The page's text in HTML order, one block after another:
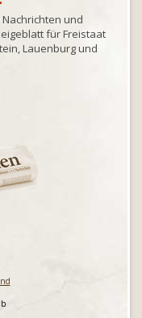
und
für Freistaat
Lauenburg und